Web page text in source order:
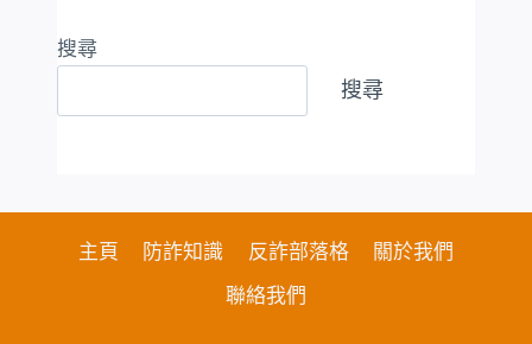
搜尋
搜尋
主頁 防詐知識 反詐部落格
關於我們
聯絡我們